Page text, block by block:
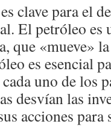
clave para el
El petróleo es
que «mueve»
es esencial
uno de los
desvían las
acciones para